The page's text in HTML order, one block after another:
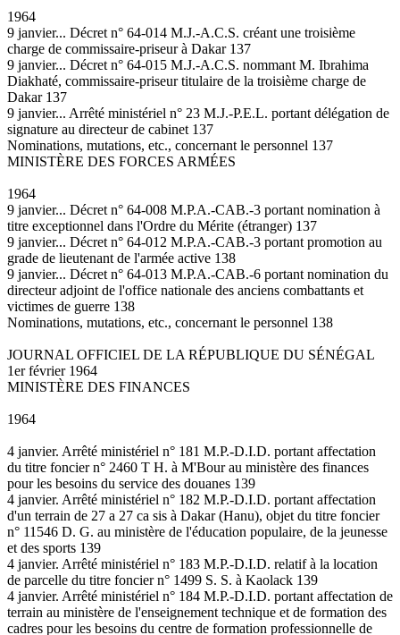
1964
9 janvier... Décret n° 64-014 M.J.-A.C.S. créant une troisième
charge de commissaire-priseur à Dakar 137
9 janvier... Décret n° 64-015 M.J.-A.C.S. nommant M. Ibrahima
Diakhaté, commissaire-priseur titulaire de la troisième charge de
Dakar 137
9 janvier... Arrêté ministériel n° 23 M.J.-P.E.L. portant délégation de
signature au directeur de cabinet 137
Nominations, mutations, etc., concernant le personnel 137
MINISTÈRE DES FORCES ARMÉES
1964
9 janvier... Décret n° 64-008 M.P.A.-CAB.-3 portant nomination à
titre exceptionnel dans l'Ordre du Mérite (étranger) 137
9 janvier... Décret n° 64-012 M.P.A.-CAB.-3 portant promotion au
grade de lieutenant de l'armée active 138
9 janvier... Décret n° 64-013 M.P.A.-CAB.-6 portant nomination du
directeur adjoint de l'office nationale des anciens combattants et
victimes de guerre 138
Nominations, mutations, etc., concernant le personnel 138
JOURNAL OFFICIEL DE LA RÉPUBLIQUE DU SÉNÉGAL
1er février 1964
MINISTÈRE DES FINANCES
1964
4 janvier. Arrêté ministériel n° 181 M.P.-D.I.D. portant affectation
du titre foncier n° 2460 T H. à M'Bour au ministère des finances
pour les besoins du service des douanes 139
4 janvier. Arrêté ministériel n° 182 M.P.-D.I.D. portant affectation
d'un terrain de 27 a 27 ca sis à Dakar (Hanu), objet du titre foncier
n° 11546 D. G. au ministère de l'éducation populaire, de la jeunesse
et des sports 139
4 janvier. Arrêté ministériel n° 183 M.P.-D.I.D. relatif à la location
de parcelle du titre foncier n° 1499 S. S. à Kaolack 139
4 janvier. Arrêté ministériel n° 184 M.P.-D.I.D. portant affectation de
terrain au ministère de l'enseignement technique et de formation des
cadres pour les besoins du centre de formation professionnelle de